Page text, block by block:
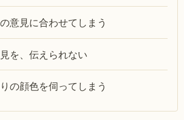
意見に合わせてしまう
を、伝えられない
の顔色を伺ってしまう